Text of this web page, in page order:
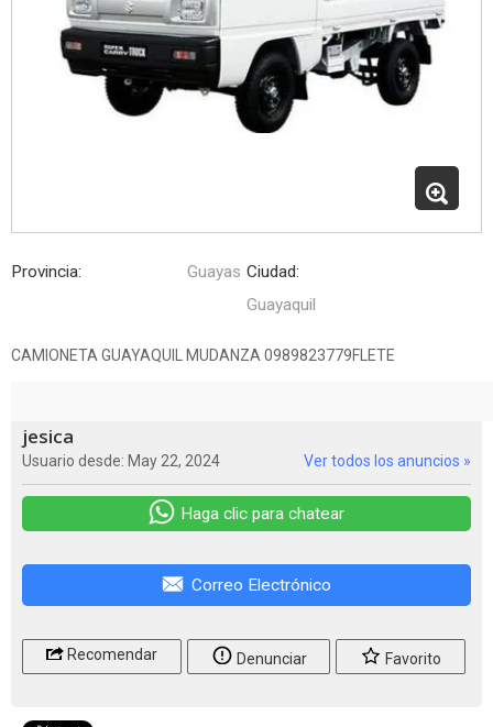
Provincia: Guayas Ciudad:
Guayaquil
CAMIONETA GUAYAQUIL MUDANZA 0989823779FLETE
jesica
Usuario desde: May 22, 2024 Ver todos los anuncios »
Haga clic para chatear
Correo Electrónico
Recomendar Denunciar Favorito